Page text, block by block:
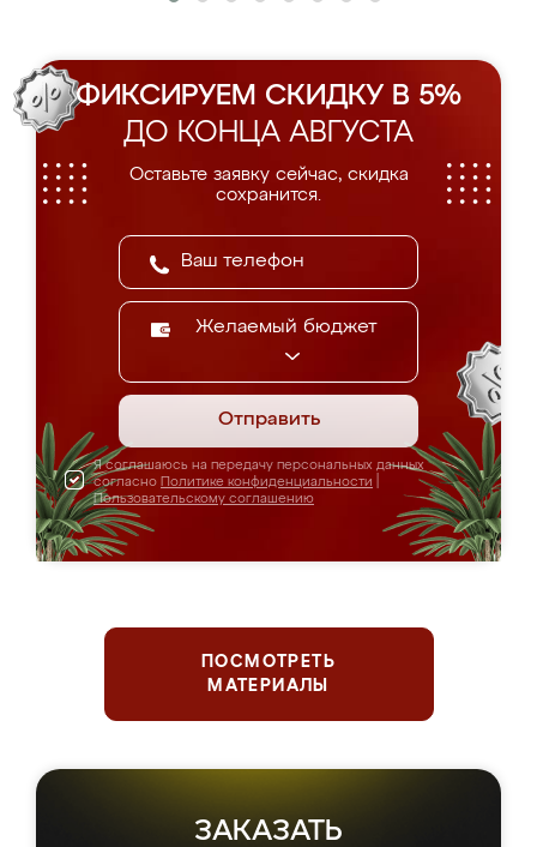
ФИКСИРУЕМ СКИДКУ В 5%
ДО КОНЦА АВГУСТА
Оставьте заявку сейчас, скидка
сохранится.
Желаемый бюджет
Отправить
Я соглашаюсь на передачу персональных данных
согласно Политике конфиденциальности
Пользовательскому соглашению
ПОСМОТРЕТЬ
МАТЕРИАЛЫ
ЗАКАЗАТЬ